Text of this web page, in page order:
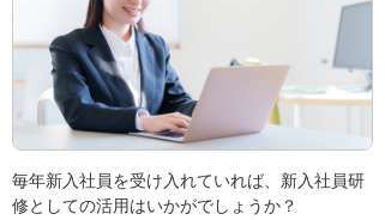
毎年新入社員を受け入れていれば、新入社員研
修としての活用はいかがでしょうか？